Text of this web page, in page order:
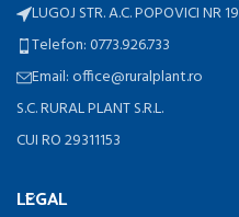
LUGOJ STR. A.C. POPOVICI NR 19
Telefon: 0773.926.733
Email: office@ruralplant.ro
S.C. RURAL PLANT S.R.L.
CUI RO 29311153
LEGAL